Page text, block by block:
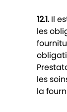
12.1.Il
les
les
la